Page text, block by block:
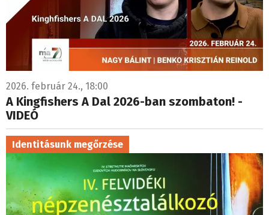
2026. február 24., 18:00
A Kingfishers A Dal 2026-ban szombaton! -
VIDEÓ
Identitásunk megőrzése